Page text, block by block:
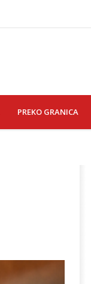
PREKO GRANICA